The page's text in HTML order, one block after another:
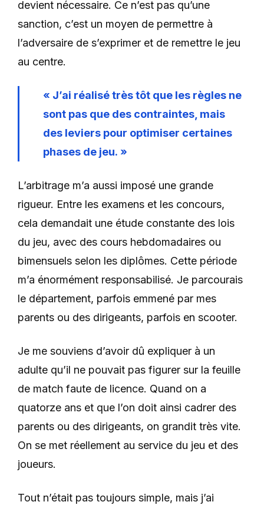
devient nécessaire. Ce n’est pas qu’une
sanction, c’est un moyen de permettre à
l’adversaire de s’exprimer et de remettre le jeu
au centre.
« J’ai réalisé très tôt que les règles ne
sont pas que des contraintes, mais
des leviers pour optimiser certaines
phases de jeu. »
L’arbitrage m’a aussi imposé une grande
rigueur. Entre les examens et les concours,
cela demandait une étude constante des lois
du jeu, avec des cours hebdomadaires ou
bimensuels selon les diplômes. Cette période
m’a énormément responsabilisé. Je parcourais
le département, parfois emmené par mes
parents ou des dirigeants, parfois en scooter.
Je me souviens d’avoir dû expliquer à un
adulte qu’il ne pouvait pas figurer sur la feuille
de match faute de licence. Quand on a
quatorze ans et que l’on doit ainsi cadrer des
parents ou des dirigeants, on grandit très vite.
On se met réellement au service du jeu et des
joueurs.
Tout n’était pas toujours simple, mais j’ai